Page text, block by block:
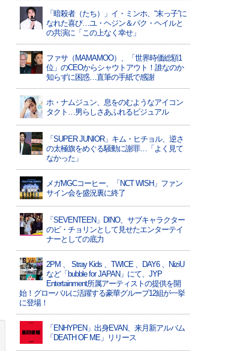
「暗殺者（たち）」イ・ミンホ、“末っ子”に
なれた喜び…ユ・ヘジン＆パク・ヘイルと
の共演に「この上なく幸せ」
ファサ（MAMAMOO）、「世界時価総額1
位」のCEOからシャウトアウト！誰なのか
知らずに困惑…直筆の手紙で感謝
ホ・ナムジュン、息をのむようなアイコン
タクト…男らしさあふれるビジュアル
「SUPER JUNIOR」キム・ヒチョル、逆さ
の太極旗をめぐる騒動に謝罪…「よく見て
なかった」
メガMGCコーヒー、「NCT WISH」ファン
サイン会を盛況裏に終了
「SEVENTEEN」DINO、サブキャラクター
のピ・チョリンとして見せたエンターテイ
ナーとしての底力
2PM 、 Stray Kids 、TWICE 、DAY6 、NiziU
など「bubble for JAPAN」にて、JYP
Entertainment所属アーティストの提供を開
始！グローバルに活躍する豪華グループ12組が一挙
に登場！
「ENHYPEN」出身EVAN、来月新アルバム
「DEATH OF ME」リリース